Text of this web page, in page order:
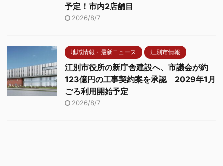
予定！市内2店舗目
2026/8/7
地域情報・最新ニュース 江別市情報
江別市役所の新庁舎建設へ、市議会が約
123億円の工事契約案を承認 2029年1月
ごろ利用開始予定
2026/8/7